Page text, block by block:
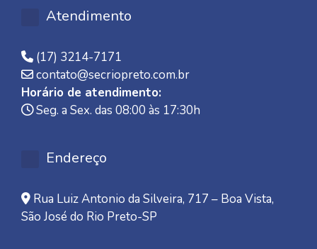
Atendimento
(17) 3214-7171
contato@secriopreto.com.br
Horário de atendimento:
Seg. a Sex. das 08:00 às 17:30h
Endereço
Rua Luiz Antonio da Silveira, 717 – Boa Vista,
São José do Rio Preto-SP